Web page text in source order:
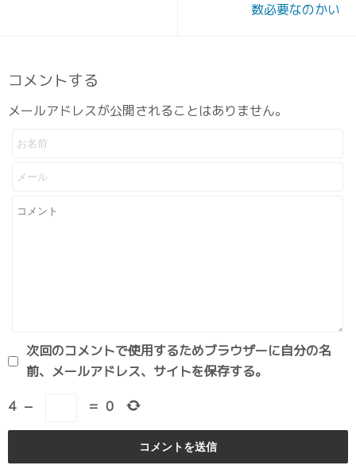
数必要なのかい
コメントする
メールアドレスが公開されることはありません。
次回のコメントで使用するためブラウザーに自分の名
前、メールアドレス、サイトを保存する。
4 − = 0